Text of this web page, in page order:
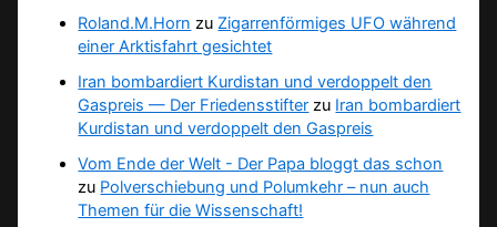
Roland.M.Horn zu Zigarrenförmiges UFO während
einer Arktisfahrt gesichtet
Iran bombardiert Kurdistan und verdoppelt den
Gaspreis — Der Friedensstifter zu Iran bombardiert
Kurdistan und verdoppelt den Gaspreis
Vom Ende der Welt - Der Papa bloggt das schon
zu Polverschiebung und Polumkehr – nun auch
Themen für die Wissenschaft!